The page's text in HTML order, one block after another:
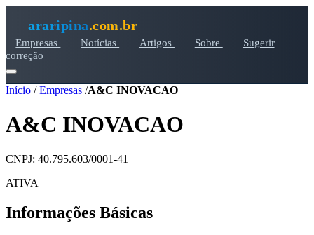
araripina.com.br
Empresas Notícias Artigos Sobre
Sugerir
correção
Início /Empresas /A&C INOVACAO
A&C INOVACAO
CNPJ: 40.795.603/0001-41
ATIVA
Informações Básicas